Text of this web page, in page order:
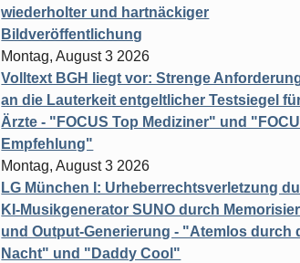
wiederholter und hartnäckiger
Bildveröffentlichung
Montag, August 3 2026
Volltext BGH liegt vor: Strenge
an die Lauterkeit entgeltlicher Testsiegel
Ärzte - "FOCUS Top Mediziner" und
Empfehlung"
Montag, August 3 2026
LG München I: Urheberrechtsverletzung
KI-Musikgenerator SUNO durch
und Output-Generierung - "Atemlos durch
Nacht" und "Daddy Cool"